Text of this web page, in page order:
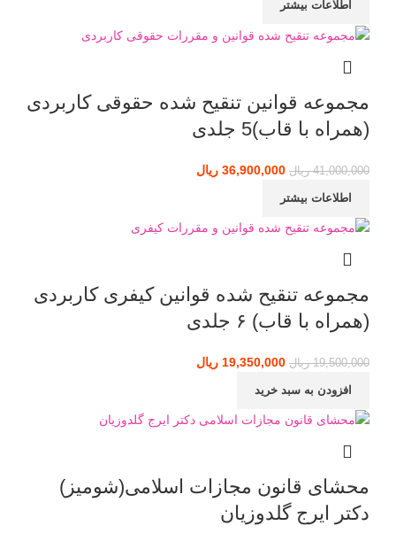
اطلاعات بیشتر
مجموعه قوانین تنقیح شده حقوقی کاربردی
(همراه با قاب)5 جلدی
41,000,000 ریال قیمت اصلی: 41,000,000 ریال بود.
36,900,000 ریال
اطلاعات بیشتر
مجموعه تنقیح شده قوانین کیفری کاربردی
(همراه با قاب) ۶ جلدی
19,500,000 ریال قیمت اصلی: 19,500,000 ریال بود.
19,350,000 ریال
افزودن به سبد خرید
محشای قانون مجازات اسلامی(شومیز)
دکتر ایرج گلدوزیان